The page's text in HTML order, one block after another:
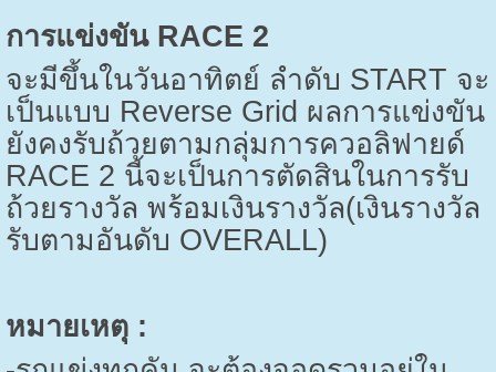
การแข่งขัน RACE 2
จะมีขึ้นในวันอาทิตย์ ลำดับ START จะ
เป็นแบบ Reverse Grid ผลการแข่งขัน
ยังคงรับถ้วยตามกลุ่มการควอลิฟายด์
RACE 2 นี้จะเป็นการตัดสินในการรับ
ถ้วยรางวัล พร้อมเงินรางวัล(เงินรางวัล
รับตามอันดับ OVERALL)
หมายเหตุ :